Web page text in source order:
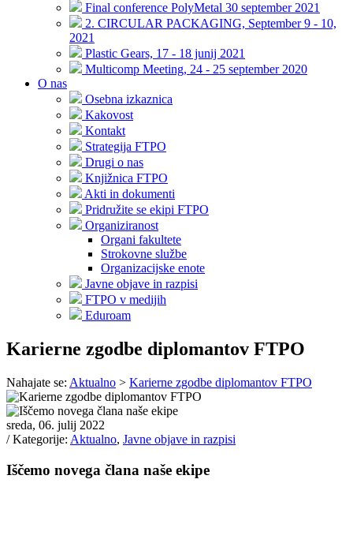
Final conference PolyMetal 30 september 2021
2. CIRCULAR PACKAGING, September 9 - 10,
2021
Plastic Gears, 17 - 18 junij 2021
Multicomp Meeting, 24 - 25 september 2020
O nas
Osebna izkaznica
Kakovost
Kontakt
Strategija FTPO
Drugi o nas
Knjižnica FTPO
Akti in dokumenti
Pridružite se ekipi FTPO
Organiziranost
Organi fakultete
Strokovne službe
Organizacijske enote
Javne objave in razpisi
FTPO v medijih
Eduroam
Karierne zgodbe diplomantov FTPO
Nahajate se: Aktualno > Karierne zgodbe diplomantov FTPO
sreda, 06. julij 2022
/ Kategorije: Aktualno, Javne objave in razpisi
Iščemo novega člana naše ekipe